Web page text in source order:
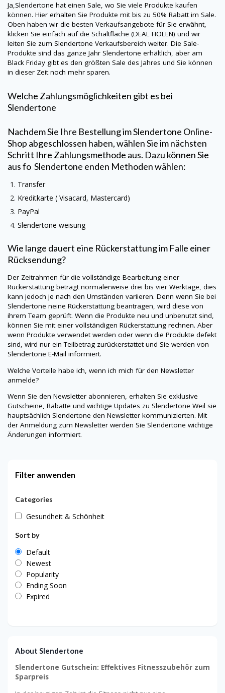
Ja,Slendertone hat einen Sale, wo Sie viele Produkte kaufen
können. Hier erhalten Sie Produkte mit bis zu 50% Rabatt im Sale.
Oben haben wir die besten Verkaufsangebote für Sie erwähnt,
klicken Sie einfach auf die Schaltfläche (DEAL HOLEN) und wir
leiten Sie zum Slendertone Verkaufsbereich weiter. Die Sale-
Produkte sind das ganze Jahr Slendertone erhältlich, aber am
Black Friday gibt es den größten Sale des Jahres und Sie können
in dieser Zeit noch mehr sparen.
Welche Zahlungsmöglichkeiten gibt es bei
Slendertone
Nachdem Sie Ihre Bestellung imSlendertone Online-
Shop abgeschlossen haben, wählen Sie im nächsten
Schritt Ihre Zahlungsmethode aus. Dazu können Sie
aus fo Slendertone enden Methoden wählen:
Transfer
Kreditkarte ( Visacard, Mastercard)
PayPal
Slendertone weisung
Wie lange dauert eine Rückerstattung im Falle einer
Rücksendung?
Der Zeitrahmen für die vollständige Bearbeitung einer
Rückerstattung beträgt normalerweise drei bis vier Werktage, dies
kann jedoch je nach den Umständen variieren. Denn wenn Sie bei
Slendertone neine Rückerstattung beantragen, wird diese von
ihrem Team geprüft. Wenn die Produkte neu und unbenutzt sind,
können Sie mit einer vollständigen Rückerstattung rechnen. Aber
wenn Produkte verwendet werden oder wenn die Produkte defekt
sind, wird nur ein Teilbetrag zurückerstattet und Sie werden von
Slendertone E-Mail informiert.
Welche Vorteile habe ich, wenn ich mich für den Newsletter
anmelde?
Wenn Sie den Newsletter abonnieren, erhalten Sie exklusive
Gutscheine, Rabatte und wichtige Updates zu Slendertone Weil sie
hauptsächlich Slendertone den Newsletter kommunizierten. Mit
der Anmeldung zum Newsletter werden Sie Slendertone wichtige
Änderungen informiert.
Filter anwenden
Categories
Gesundheit & Schönheit
Sort by
Default
Newest
Popularity
Ending Soon
Expired
About Slendertone
Slendertone Gutschein: Effektives Fitnesszubehör zum
Sparpreis